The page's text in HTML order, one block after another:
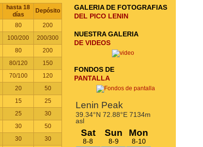
hasta 18
días
Depósito
80
200
100/200
200/300
80
200
80/120
150
70/100
120
20
50
15
25
25
30
30
50
30
30
GALERIA DE FOTOGRAFIAS
DEL PICO LENIN
NUESTRA GALERIA
DE VIDEOS
FONDOS DE
PANTALLA